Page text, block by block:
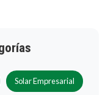
Solar Empresarial